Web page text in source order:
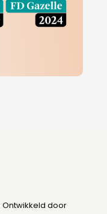
Ontwikkeld door